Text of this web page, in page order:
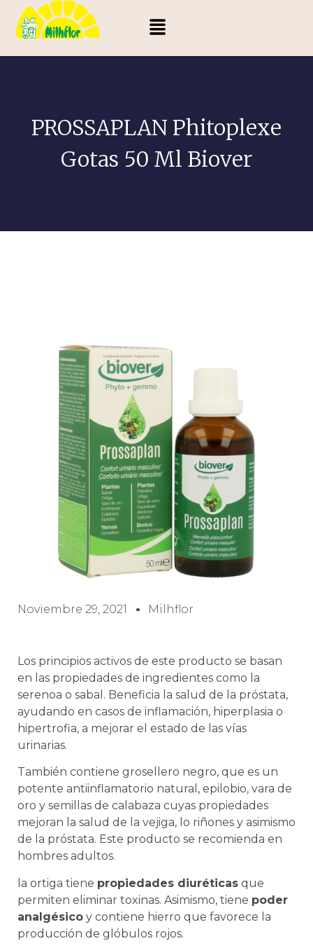
PROSSAPLAN Phitoplexe
Gotas 50 Ml Biover
Noviembre 29, 2021 Milhflor
Los principios activos de este producto se basan
en las propiedades de ingredientes como la
serenoa o sabal. Beneficia la salud de la próstata,
ayudando en casos de inflamación, hiperplasia o
hipertrofia, a mejorar el estado de las vías
urinarias.
También contiene grosellero negro, que es un
potente antiinflamatorio natural, epilobio, vara de
oro y semillas de calabaza cuyas propiedades
mejoran la salud de la vejiga, lo riñones y asimismo
de la próstata. Este producto se recomienda en
hombres adultos.
la ortiga tiene propiedades diuréticas que
permiten eliminar toxinas. Asimismo, tiene poder
analgésico y contiene hierro que favorece la
producción de glóbulos rojos.